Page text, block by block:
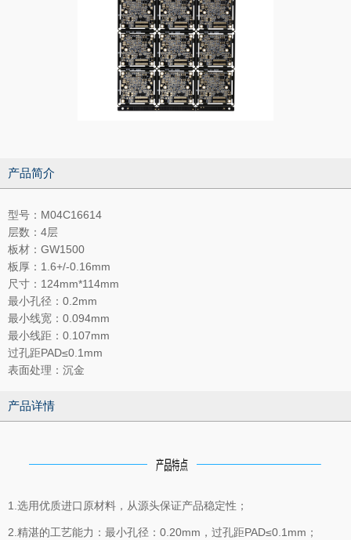
产品简介
型号：M04C16614
层数：4层
板材：GW1500
板厚：1.6+/-0.16mm
尺寸：124mm*114mm
最小孔径：0.2mm
最小线宽：0.094mm
最小线距：0.107mm
过孔距PAD≤0.1mm
表面处理：沉金
产品详情
1.选用优质进口原材料，从源头保证产品稳定性；
2.精湛的工艺能力：最小孔径：0.20mm，过孔距PAD≤0.1mm；